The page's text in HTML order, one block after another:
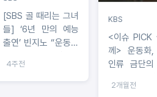
[SBS 골 때리는 그녀
들] ‘6년 만의 예능
출연’ 빈지노 “운동선
이해하고 있다” 모델
미초바 합류로 새 바
4주전
KBS
<이슈 PICK
께> 운동화, 마침내
인류 금단의
화’가 가져온
2개월전